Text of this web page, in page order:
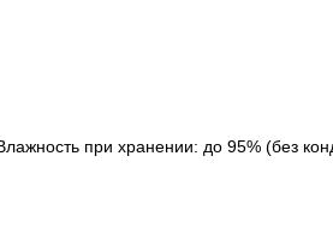
при хранении: до 95% (без